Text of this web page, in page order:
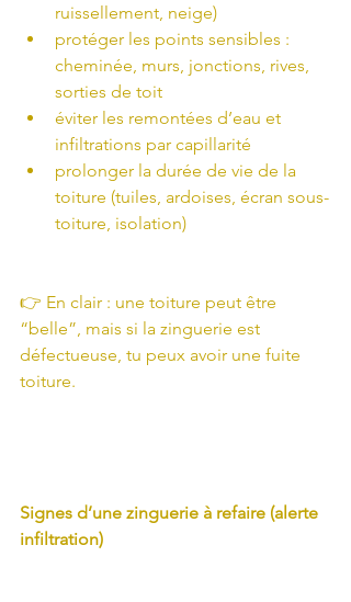
ruissellement, neige)
protéger les points sensibles :
cheminée, murs, jonctions, rives,
sorties de toit
éviter les remontées d’eau et
infiltrations par capillarité
prolonger la durée de vie de la
toiture (tuiles, ardoises, écran sous-
toiture, isolation)
👉 En clair : une toiture peut être
“belle”, mais si la zinguerie est
défectueuse, tu peux avoir une fuite
toiture.
Signes d’une zinguerie à refaire (alerte
infiltration)